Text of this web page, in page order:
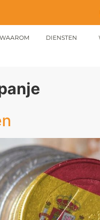
WAAROM DIENSTEN